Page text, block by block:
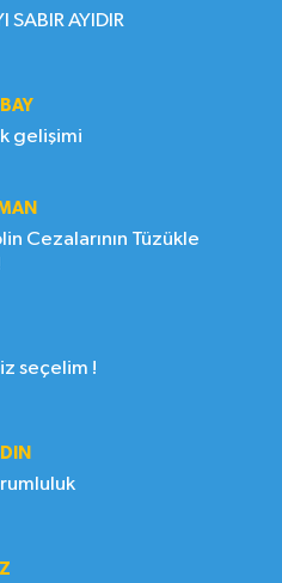
SABIR AYIDIR
gelişimi
Cezalarının Tüzükle
seçelim !
ve sorumluluk